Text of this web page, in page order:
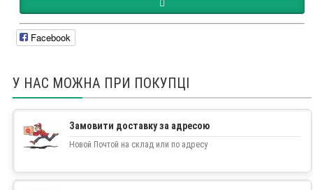
Facebook
У НАС МОЖНА ПРИ ПОКУПЦІ
Замовити доставку за адресою
Новой Почтой на склад или по адресу